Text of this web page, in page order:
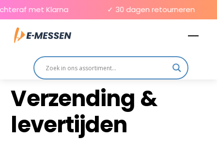
Skip
to
content
met Klarna ✓ 30 dagen retourneren
Verzending &
levertijden